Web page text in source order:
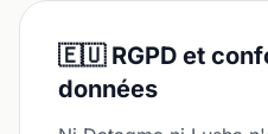
🇪🇺 RGPD et
données